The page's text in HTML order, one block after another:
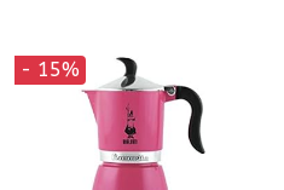
- 15%